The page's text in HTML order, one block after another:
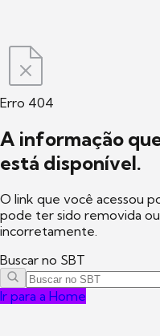
Erro 404
A informação
está disponível.
O link que você acessou
pode ter sido removida
incorretamente.
Buscar no SBT
Ir para a Home